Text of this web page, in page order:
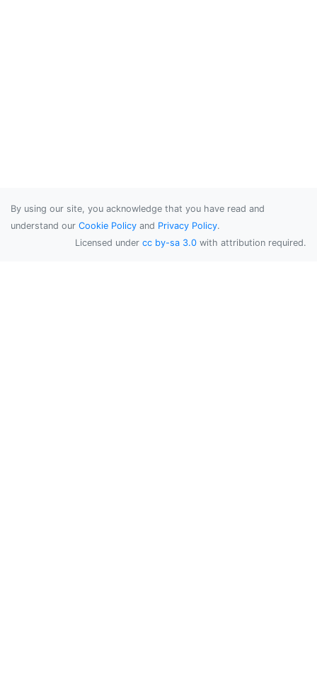
By using our site, you acknowledge that you have read and
understand our Cookie Policy and Privacy Policy.
Licensed under cc by-sa 3.0 with attribution required.